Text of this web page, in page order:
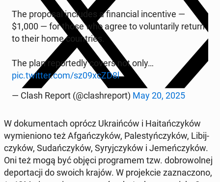
The pro­po­sal in­c­lu­des a fi­nan­cial in­cen­ti­ve —
$1,000 — for those who agree to vo­lun­ta­ri­ly return
to their home co­un­tries.
The plan re­por­te­dly covers not only…
pic.twitter.com/sz09xcZD8l
— Clash Report (@cla­sh­re­port) May 20, 2025
W do­ku­men­tach oprócz Ukra­iń­ców i Ha­itań­czy­ków
wy­mie­nio­no też Afgań­czy­ków, Pa­le­styń­czy­ków, Li­bij­
czy­ków, Su­dań­czy­ków, Sy­ryj­czy­ków i Je­meń­czy­ków.
Oni też mogą być objęci pro­gra­mem tzw. do­bro­wol­nej
de­por­ta­cji do swoich krajów. W pro­jek­cie za­zna­czo­no,